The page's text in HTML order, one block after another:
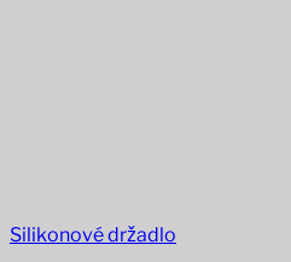
Silikonové držadlo